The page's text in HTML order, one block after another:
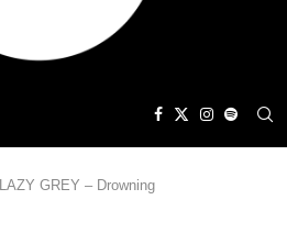
LAZY GREY – Drowning